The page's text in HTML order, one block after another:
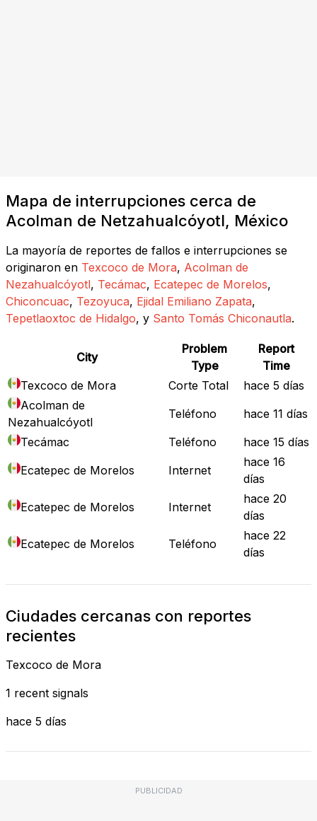
Mapa de interrupciones cerca de
Acolman de Netzahualcóyotl, México
La mayoría de reportes de fallos e interrupciones se
originaron en Texcoco de Mora, Acolman de
Nezahualcóyotl, Tecámac, Ecatepec de Morelos,
Chiconcuac, Tezoyuca, Ejidal Emiliano Zapata,
Tepetlaoxtoc de Hidalgo, y Santo Tomás Chiconautla.
City
Problem
Type
Report
Time
Texcoco de Mora
Corte Total
hace 5 días
Acolman de
Nezahualcóyotl
Teléfono
hace 11 días
Tecámac
Teléfono
hace 15 días
Ecatepec de Morelos
Internet
hace 16
días
Ecatepec de Morelos
Internet
hace 20
días
Ecatepec de Morelos
Teléfono
hace 22
días
Ciudades cercanas con reportes
recientes
Texcoco de Mora
1 recent signals
hace 5 días
PUBLICIDAD